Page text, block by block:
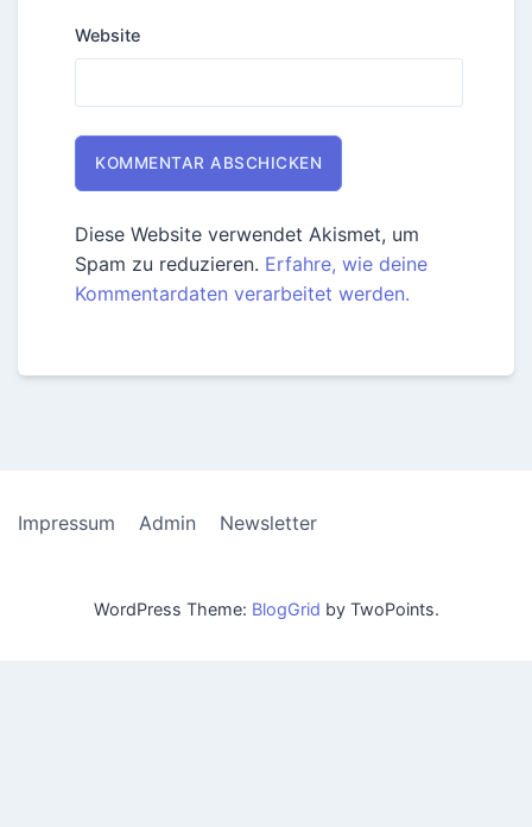
Website
Diese Website verwendet Akismet, um
Spam zu reduzieren. Erfahre, wie deine
Kommentardaten verarbeitet werden.
Impressum Admin Newsletter
WordPress Theme: BlogGrid by TwoPoints.